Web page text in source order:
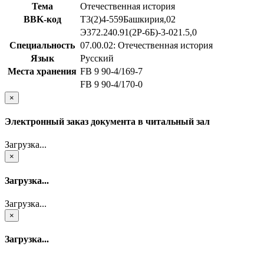
Тема
Отечественная история
BBK-код
Т3(2)4-559Башкирия,02
Э372.240.91(2Р-6Б)-3-021.5,0
Специальность 07.00.02: Отечественная история
Язык
Русский
Места хранения FB 9 90-4/169-7
FB 9 90-4/170-0
×
Электронный заказ документа в читальный зал
Загрузка...
×
Загрузка...
Загрузка...
×
Загрузка...